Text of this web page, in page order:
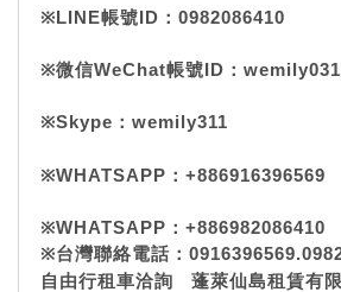
※ LINE帳號 ID ： 0982086410
※微信WeChat帳號 ID ：
※Skype ： wemily311
※WHATSAPP ： +886916396569
※WHATSAPP ： +886982086410
※台灣聯絡電話：
自由行租車洽詢
蓬萊仙島租賃有